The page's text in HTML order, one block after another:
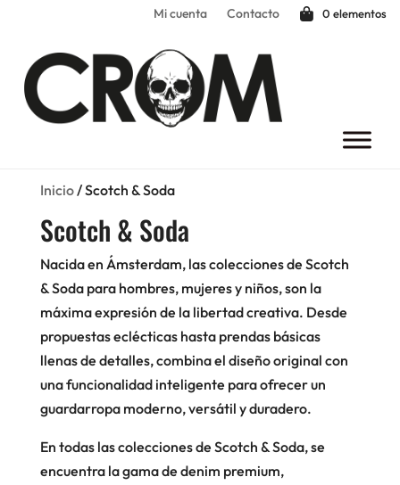
Mi cuenta Contacto 0 elementos
Inicio/ Scotch & Soda
Scotch & Soda
Nacida en Ámsterdam, las colecciones de Scotch
& Soda para hombres, mujeres y niños, son la
máxima expresión de la libertad creativa. Desde
propuestas eclécticas hasta prendas básicas
llenas de detalles, combina el diseño original con
una funcionalidad inteligente para ofrecer un
guardarropa moderno, versátil y duradero.
En todas las colecciones de Scotch & Soda, se
encuentra la gama de denim premium,